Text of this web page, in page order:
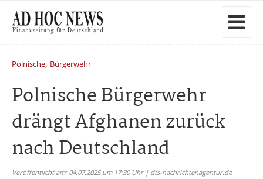
Polnische, Bürgerwehr
Polnische Bürgerwehr
drängt Afghanen zurück
nach Deutschland
Veröffentlicht am: 04.07.2025 um 17:30 Uhr | dts-nachrichtenagentur.de